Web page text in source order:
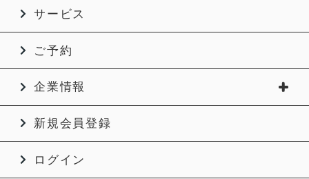
サービス
ご予約
企業情報
新規会員登録
ログイン